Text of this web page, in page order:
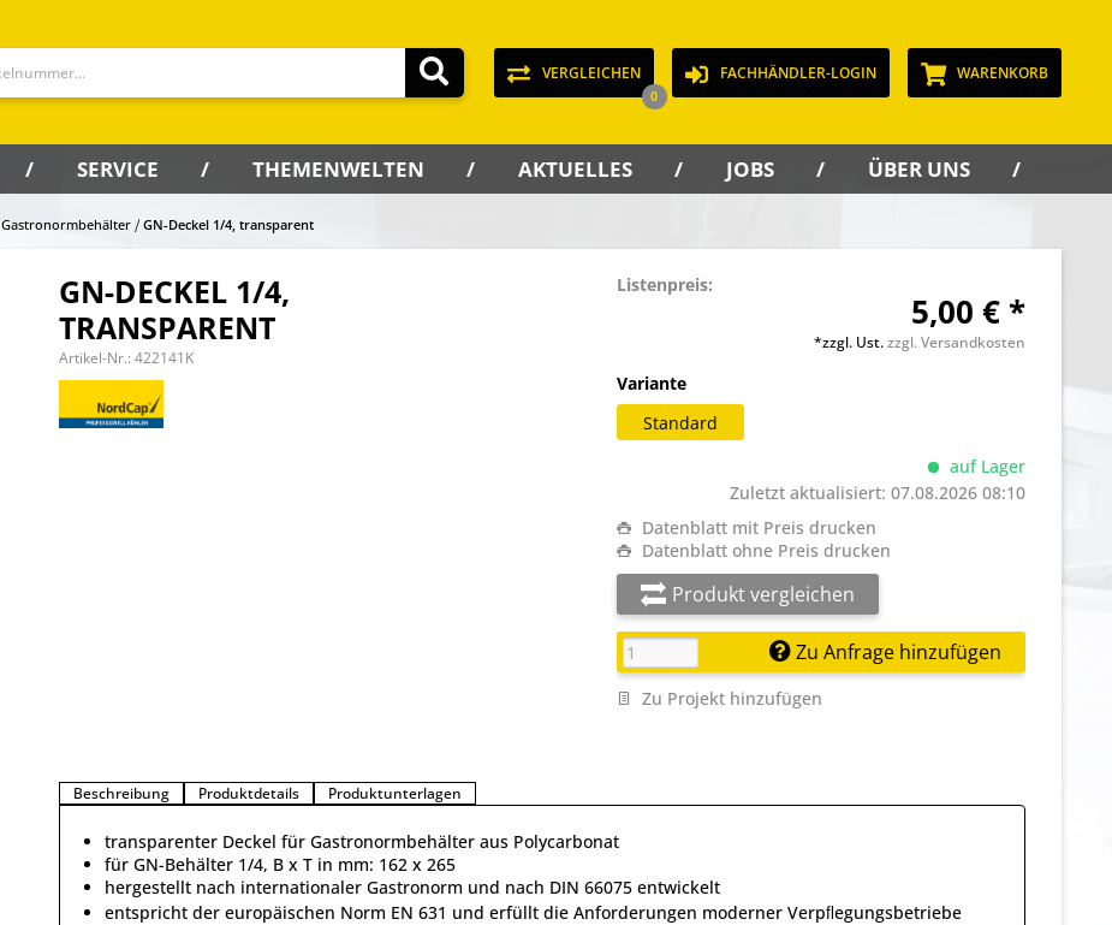
VERGLEICHEN
0
FACHHÄNDLER-LOGIN WARENKORB
SERVICE THEMENWELTEN AKTUELLES JOBS ÜBER UNS
Gastronormbehälter GN-Deckel 1/4, transparent
GN-DECKEL 1/4,
TRANSPARENT
Artikel-Nr.: 422141K
Listenpreis:
5,00 € *
*zzgl. Ust.zzgl. Versandkosten
Variante
Standard
auf Lager
Zuletzt aktualisiert: 07.08.2026 08:10
Datenblatt mit Preis drucken
Datenblatt ohne Preis drucken
Produkt vergleichen
Zu Anfrage hinzufügen
Zu Projekt hinzufügen
Beschreibung Produktdetails Produktunterlagen
transparenter Deckel für Gastronormbehälter aus Polycarbonat
für GN-Behälter 1/4, B x T in mm: 162 x 265
hergestellt nach internationaler Gastronorm und nach DIN 66075 entwickelt
entspricht der europäischen Norm EN 631 und erfüllt die Anforderungen moderner Verpﬂegungsbetriebe